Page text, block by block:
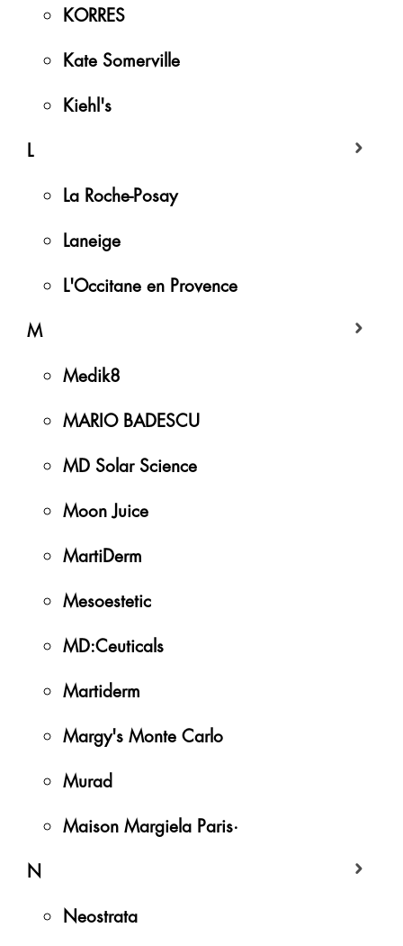
KORRES
Kate Somerville
Kiehl's
L
La Roche-Posay
Laneige
L'Occitane en Provence
M
Medik8
MARIO BADESCU
MD Solar Science
Moon Juice
MartiDerm
Mesoestetic
MD:Ceuticals
Martiderm
Margy's Monte Carlo
Murad
Maison Margiela Paris·
N
Neostrata